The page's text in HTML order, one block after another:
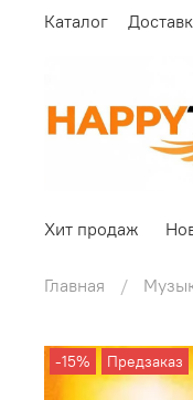
Каталог
Хит продаж
Главная
-15% Предзаказ